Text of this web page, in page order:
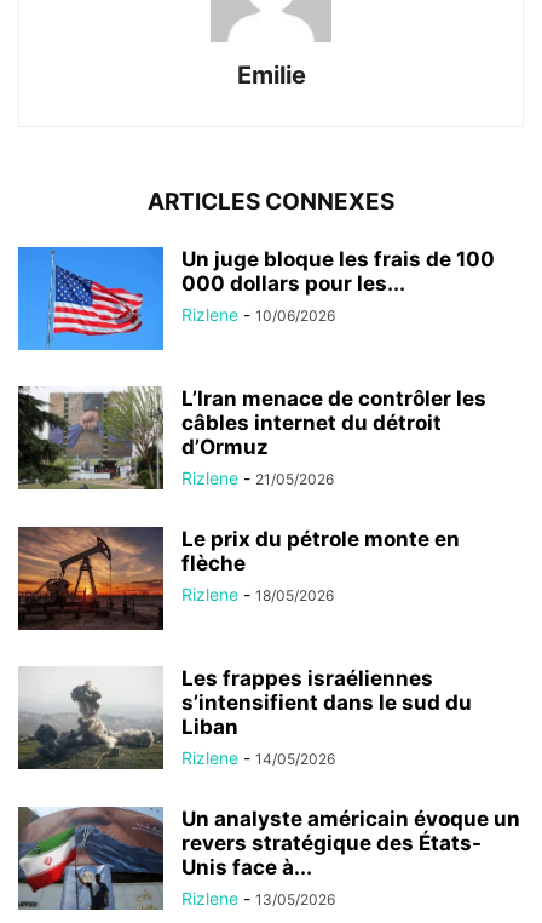
Emilie
ARTICLES CONNEXES
Un juge bloque les frais de 100
000 dollars pour les...
Rizlene - 10/06/2026
L’Iran menace de contrôler les
câbles internet du détroit
d’Ormuz
Rizlene - 21/05/2026
Le prix du pétrole monte en
flèche
Rizlene - 18/05/2026
Les frappes israéliennes
s’intensifient dans le sud du
Liban
Rizlene - 14/05/2026
Un analyste américain évoque un
revers stratégique des États-
Unis face à...
Rizlene - 13/05/2026